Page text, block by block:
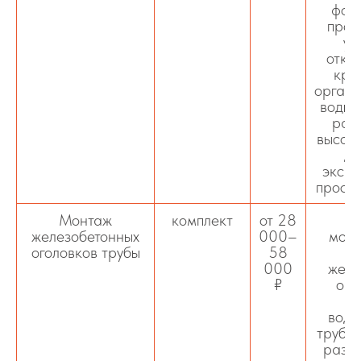
воды.
Монтаж
железобетонных
оголовков трубы
комплект
от 28
000–
58
000
₽
трубы